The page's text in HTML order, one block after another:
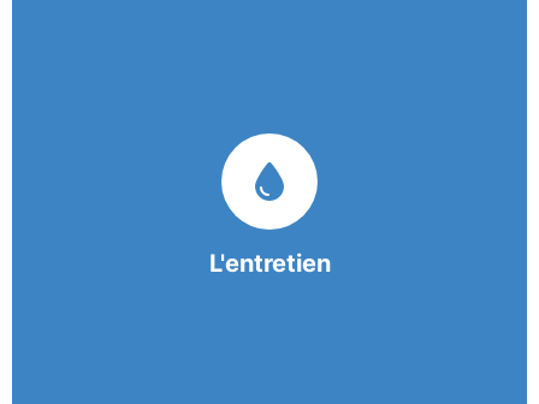
L'entretien
garantissent une prestation de nettoyage de
qualité.